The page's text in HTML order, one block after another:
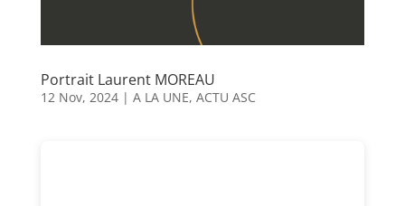
Portrait Laurent MOREAU
12 Nov, 2024| A LA UNE, ACTU ASC